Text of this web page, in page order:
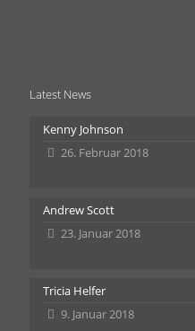
Latest News
Kenny Johnson
26. Februar 2018
Andrew Scott
23. Januar 2018
Tricia Helfer
9. Januar 2018